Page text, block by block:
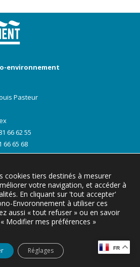
environnement
Pasteur
66 62 55
66 65 68
environnement |
Mentions légales |
Plan du site| …
FR
cookies tiers destinés à mesurer
votre navigation, et accéder à
En cliquant sur 'tout accepter'
Envoronnement à utiliser ces
aussi « tout refuser » ou en savoir
Modifier mes préférences »
Réglages